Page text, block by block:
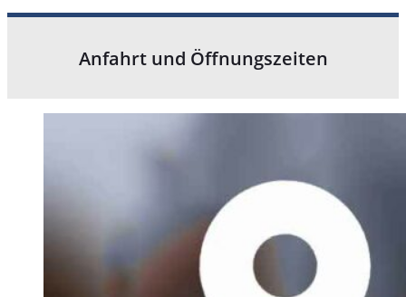
Anfahrt und Öffnungszeiten